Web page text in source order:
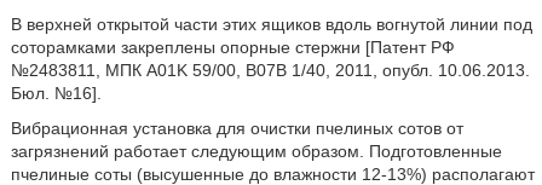
В верхней открытой части этих ящиков вдоль вогнутой линии под
соторамками закреплены опорные стержни [Патент РФ
№2483811, МПК A01K 59/00, B07B 1/40, 2011, опубл. 10.06.2013.
Бюл. №16].
Вибрационная установка для очистки пчелиных сотов от
загрязнений работает следующим образом. Подготовленные
пчелиные соты (высушенные до влажности 12-13%) располагают